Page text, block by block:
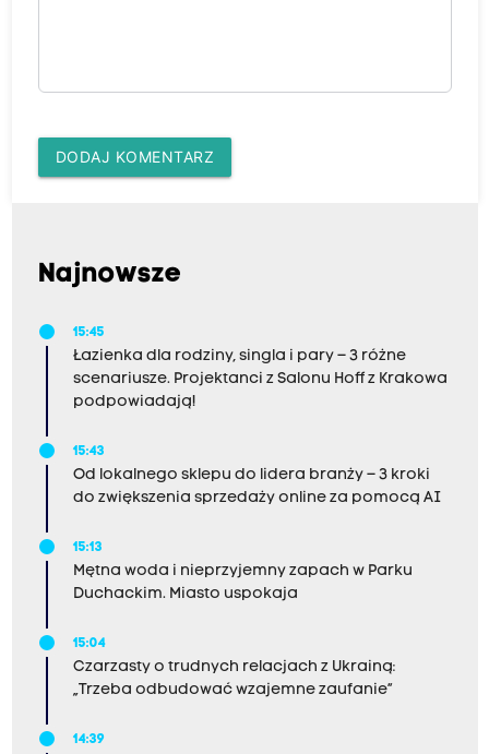
DODAJ KOMENTARZ
Najnowsze
15:45
Łazienka dla rodziny, singla i pary – 3 różne
scenariusze. Projektanci z Salonu Hoff z Krakowa
podpowiadają!
15:43
Od lokalnego sklepu do lidera branży – 3 kroki
do zwiększenia sprzedaży online za pomocą AI
15:13
Mętna woda i nieprzyjemny zapach w Parku
Duchackim. Miasto uspokaja
15:04
Czarzasty o trudnych relacjach z Ukrainą:
„Trzeba odbudować wzajemne zaufanie”
14:39